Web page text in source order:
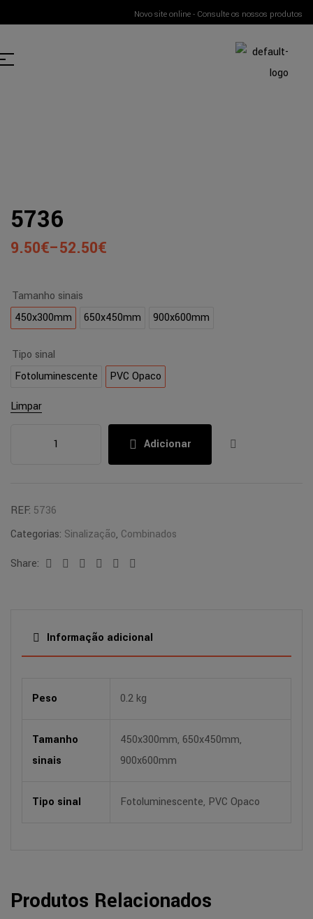
Novo site online - Consulte os nossos produtos
5736
9.50€–52.50€
Tamanho sinais
450x300mm
650x450mm 900x600mm
Tipo sinal
Fotoluminescente
PVC Opaco
Limpar
Adicionar
REF: 5736
Categorias: Sinalização, Combinados
Share:
Facebook
TwitterLinkedinGoogle+Pinterest
Informação adicional
Peso 0.2 kg
Tamanho
sinais
450x300mm, 650x450mm,
900x600mm
Tipo sinal Fotoluminescente, PVC Opaco
Produtos Relacionados